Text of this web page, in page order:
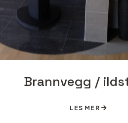
Brannvegg /
LES MER